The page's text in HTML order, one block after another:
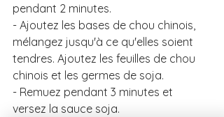
pendant 2 minutes.
- Ajoutez les bases de chou chinois,
mélangez jusqu'à ce qu'elles soient
tendres. Ajoutez les feuilles de chou
chinois et les germes de soja.
- Remuez pendant 3 minutes et
versez la sauce soja.